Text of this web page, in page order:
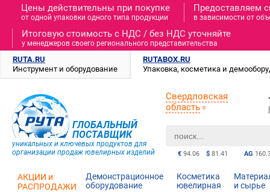
Цены действительны при покупке
от одной упаковки одного типа продукции
Предоставляем
в зависимости от
Итоговую стоимость c НДС / без НДС уточняйте
у менеджеров своего регионального представительства
RUTA.RU
Инструмент и оборудование
RUTABOX.RU
Упаковка, косметика и
ГЛОБАЛЬНЫЙ
ПОСТАВЩИК
уникальных и ключевых продуктов для
организации продаж ювелирных изделий
AG
€ 94.06 $ 81.41
Свердловская
область
АКЦИИ и
РАСПРОДАЖИ
Демонстрационное
оборудование
Косметика
ювелирная
и cырье